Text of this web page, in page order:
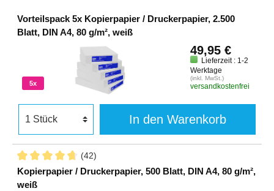
Vorteilspack 5x Kopierpapier / Druckerpapier, 2.500
Blatt, DIN A4, 80 g/m², weiß
5x
49,95 €
Lieferzeit : 1-2
Werktage
(inkl. MwSt.)
versandkostenfrei
In den Warenkorb
(42)
Kopierpapier / Druckerpapier, 500 Blatt, DIN A4, 80 g/m²,
weiß